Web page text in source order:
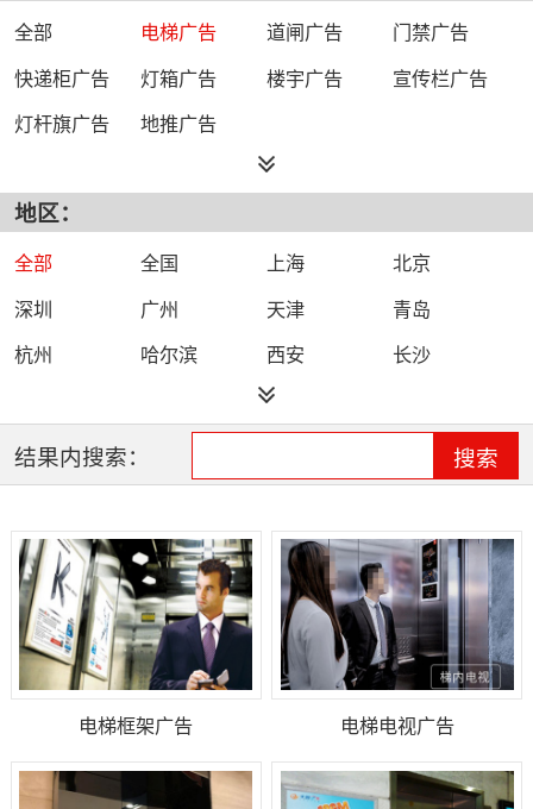
全部 电梯广告 道闸广告
门禁广告
快递柜广告
灯箱广告 楼宇广告
宣传栏广告
灯杆旗广告
地推广告
地区：
全部 全国 上海
北京
深圳
广州 天津
青岛
杭州
哈尔滨 西安
长沙
济南
合肥
苏州
南京 石家庄
台州
重庆
结果内搜索： 搜索
电梯框架广告 电梯电视广告